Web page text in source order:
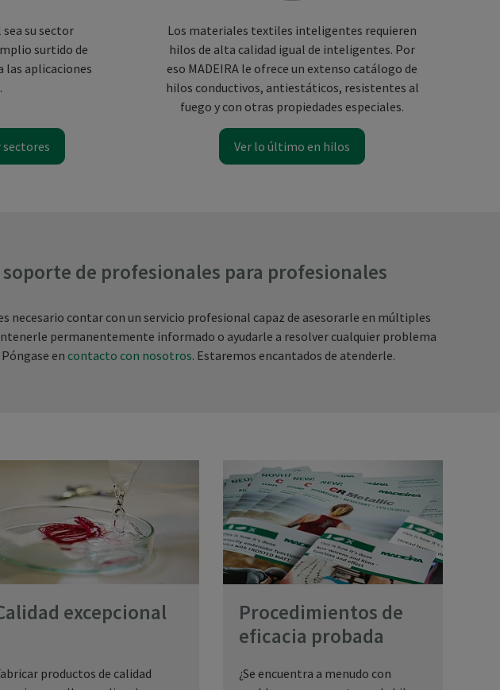
sea su sector
surtido de
las aplicaciones
sectores
Los materiales textiles inteligentes requieren
hilos de alta calidad igual de inteligentes. Por
eso MADEIRA le ofrece un extenso catálogo de
hilos conductivos, antiestáticos, resistentes al
fuego y con otras propiedades especiales.
Ver lo último en hilos
de profesionales para profesionales
necesario contar con un servicio profesional capaz de asesorarle en múltiples
permanentemente informado o ayudarle a resolver cualquier problema
en contacto con nosotros. Estaremos encantados de atenderle.
excepcional
productos de calidad
Procedimientos de
eficacia probada
¿Se encuentra a menudo con